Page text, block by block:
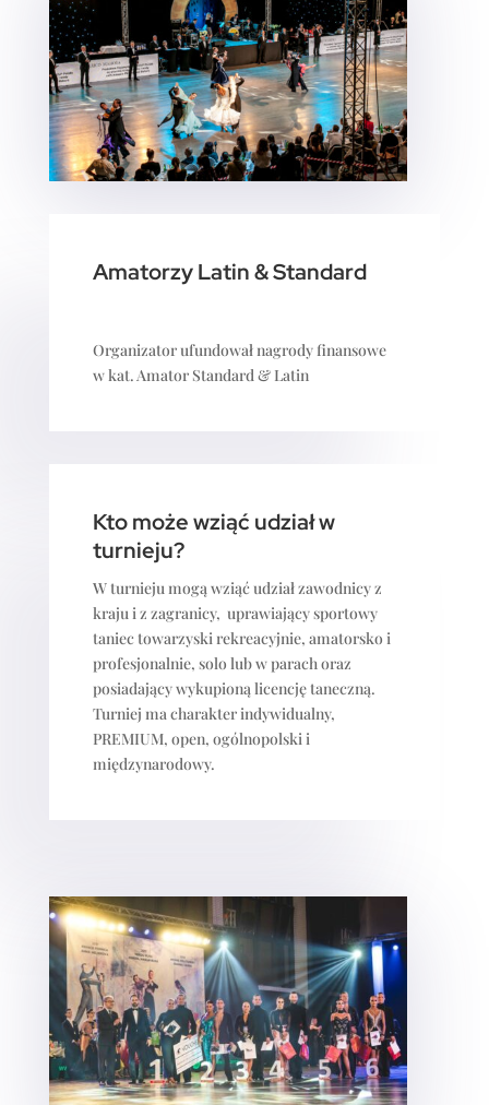
Amatorzy Latin & Standard
Organizator ufundował nagrody finansowe
w kat. Amator Standard & Latin
Kto może wziąć udział w
turnieju?
W turnieju mogą wziąć udział zawodnicy z
kraju i z zagranicy, uprawiający sportowy
taniec towarzyski rekreacyjnie, amatorsko i
profesjonalnie, solo lub w parach oraz
posiadający wykupioną licencję taneczną.
Turniej ma charakter indywidualny,
PREMIUM, open, ogólnopolski i
międzynarodowy.